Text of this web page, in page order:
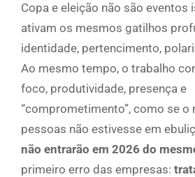
Copa e eleição não são eventos
ativam os mesmos gatilhos
identidade, pertencimento,
Ao mesmo tempo, o trabalho
foco, produtividade, presença e
“comprometimento”, como se o
pessoas não estivesse em
não entrarão em 2026 do
primeiro erro das empresas: